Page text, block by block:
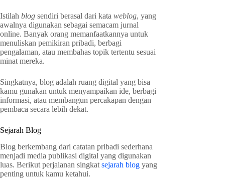
Istilah blog sendiri berasal dari kata weblog, yang
awalnya digunakan sebagai semacam jurnal
online. Banyak orang memanfaatkannya untuk
menuliskan pemikiran pribadi, berbagi
pengalaman, atau membahas topik tertentu sesuai
minat mereka.
Singkatnya, blog adalah ruang digital yang bisa
kamu gunakan untuk menyampaikan ide, berbagi
informasi, atau membangun percakapan dengan
pembaca secara lebih dekat.
Sejarah Blog
Blog berkembang dari catatan pribadi sederhana
menjadi media publikasi digital yang digunakan
luas. Berikut perjalanan singkat sejarah blog yang
penting untuk kamu ketahui.